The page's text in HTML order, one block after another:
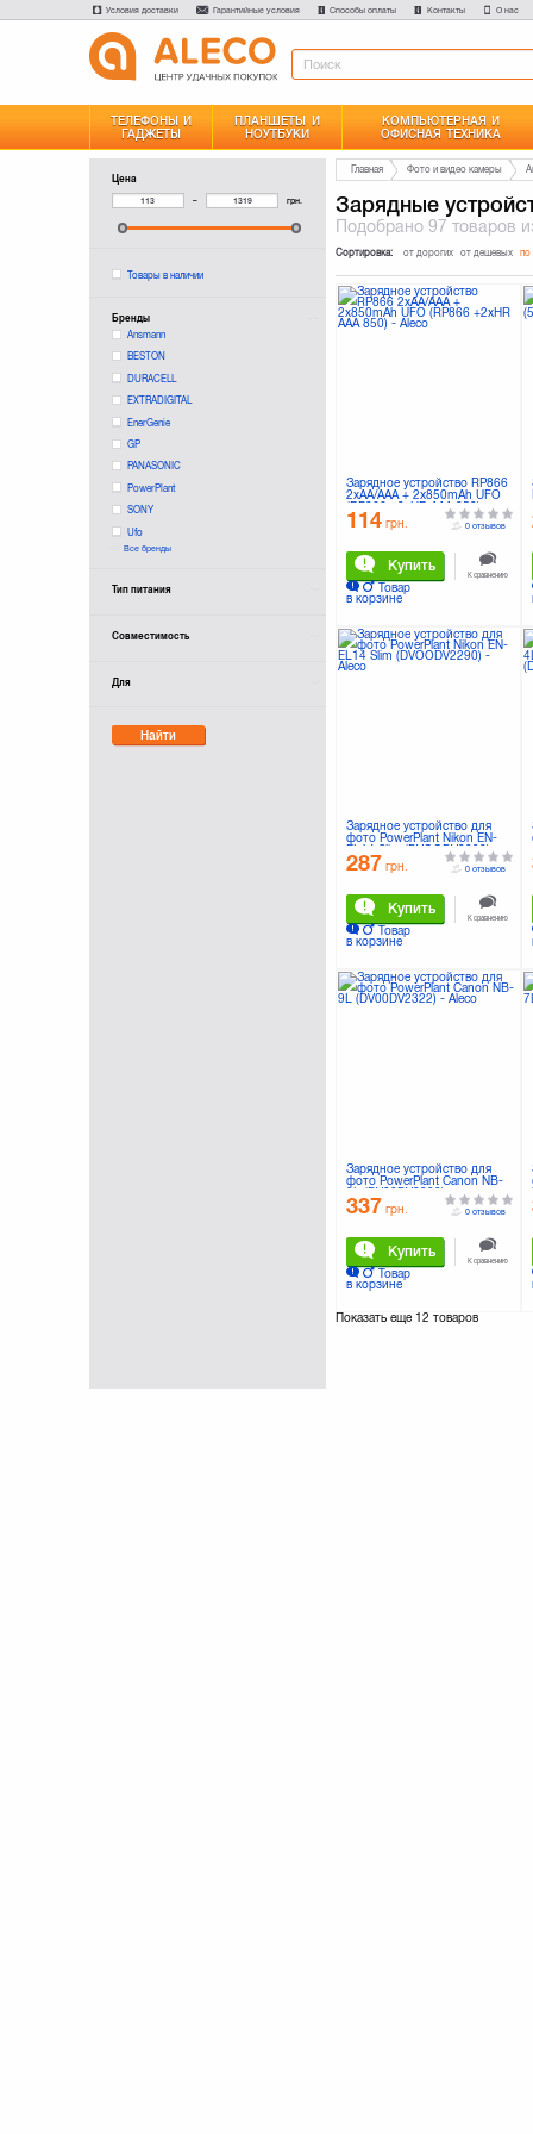
Условия доставки Гарантийные условия Способы оплаты Контакты О нас
ТЕЛЕФОНЫ И
ГАДЖЕТЫ
ПЛАНШЕТЫ И
НОУТБУКИ
КОМПЬЮТЕРНАЯ И
ОФИСНАЯ ТЕХНИКА
Цена
– грн.
Товары в наличии
Бренды
Ansmann
BESTON
DURACELL
EXTRADIGITAL
EnerGenie
GP
PANASONIC
PowerPlant
SONY
Ufo
VARTA
Все бренды
Тип питания
Совместимость
Для
Найти
Главная Фото и видео камеры
Зарядные
Подобрано97 товаров
Сортировка: от дорогих от дешевых по
Зарядное устройство RP866
2xAA/AAA + 2x850mAh UFO
(RP866 +2xHR AAA 850)
114 грн.
Купить
Товар
в корзине
0 отзывов
К сравнению
Зарядное устройство для
фото PowerPlant Nikon EN-
EL14 Slim (DVOODV2290)
287 грн.
Купить
Товар
в корзине
0 отзывов
К сравнению
Зарядное устройство для
фото PowerPlant Canon NB-
9L (DV00DV2322)
337 грн.
Купить
Товар
в корзине
0 отзывов
К сравнению
Показать еще12 товаров